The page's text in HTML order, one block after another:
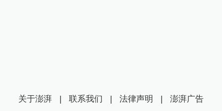
关于澎湃 | 联系我们 | 法律声明 | 澎湃广告